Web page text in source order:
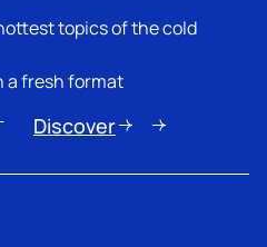
topics of the cold
a fresh format
Discover